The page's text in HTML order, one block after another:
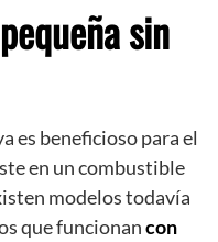
sin
es beneficioso para el
en un combustible
modelos todavía
que funcionancon